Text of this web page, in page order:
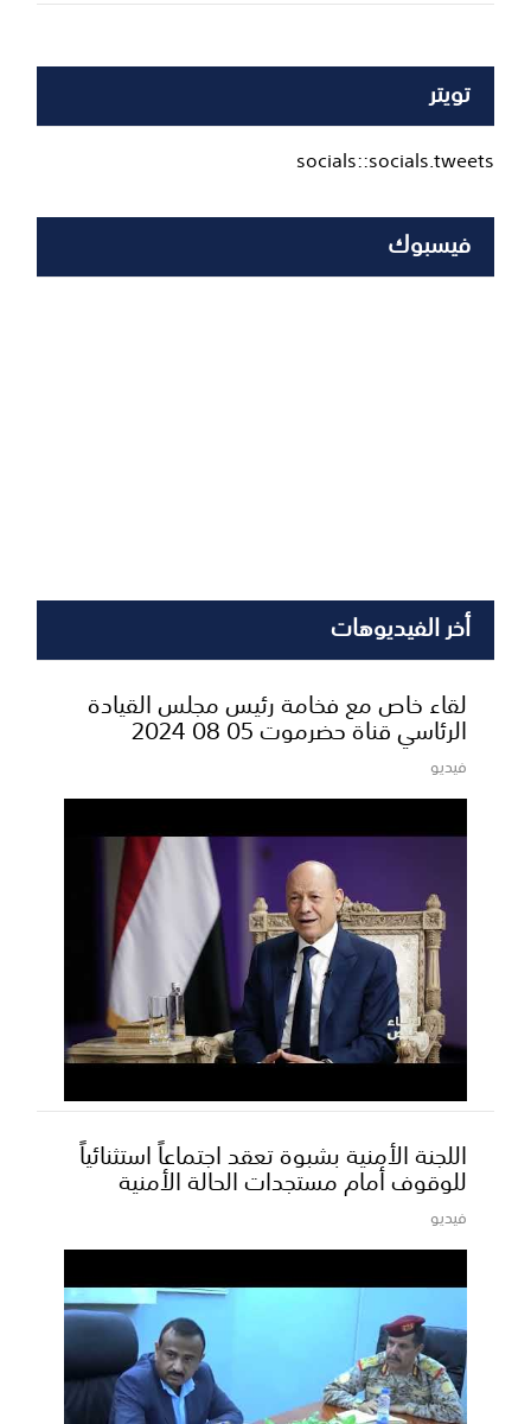
تويتر
socials::socials.tweets
فيسبوك
أخر الفيديوهات
لقاء خاص مع فخامة رئيس مجلس القيادة
الرئاسي قناة حضرموت 05 08 2024
فيديو
اللجنة الأمنية بشبوة تعقد اجتماعاً استثنائياً
للوقوف أمام مستجدات الحالة الأمنية
فيديو